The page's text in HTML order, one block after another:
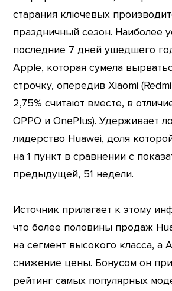
старания ключевых
праздничный сезон. Наиболее
последние 7 дней ушедшего
Apple, которая сумела
строчку, опередив Xiaomi
2,75% считают вместе, в
OPPO и OnePlus). Удерживает
лидерство Huawei, доля
на 1 пункт в сравнении с
предыдущей, 51 недели.
Источник прилагает к этому
что более половины продаж
на сегмент высокого класса, а
снижение цены. Бонусом он
рейтинг самых популярных